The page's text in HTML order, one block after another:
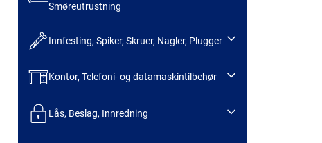
Smøreutrustning
Innfesting, Spiker, Skruer, Nagler, Plugger
Kontor, Telefoni- og datamaskintilbehør
Lås, Beslag, Innredning